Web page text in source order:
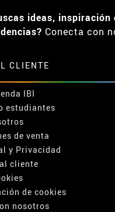
ideas,
Conecta con
CLIENTE
IBI
estudiantes
de venta
y Privacidad
cliente
de cookies
nosotros